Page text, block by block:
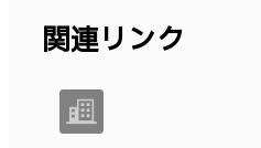
関連リンク